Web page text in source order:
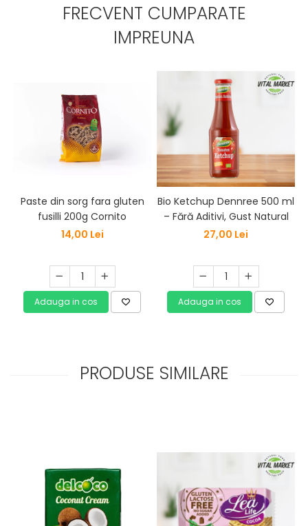
FRECVENT CUMPARATE
IMPREUNA
Paste din sorg fara gluten
fusilli 200g Cornito
14,00 Lei
Adauga in cos
Bio Ketchup Dennree 500 ml
– Fără Aditivi, Gust Natural
27,00 Lei
Adauga in cos
PRODUSE SIMILARE